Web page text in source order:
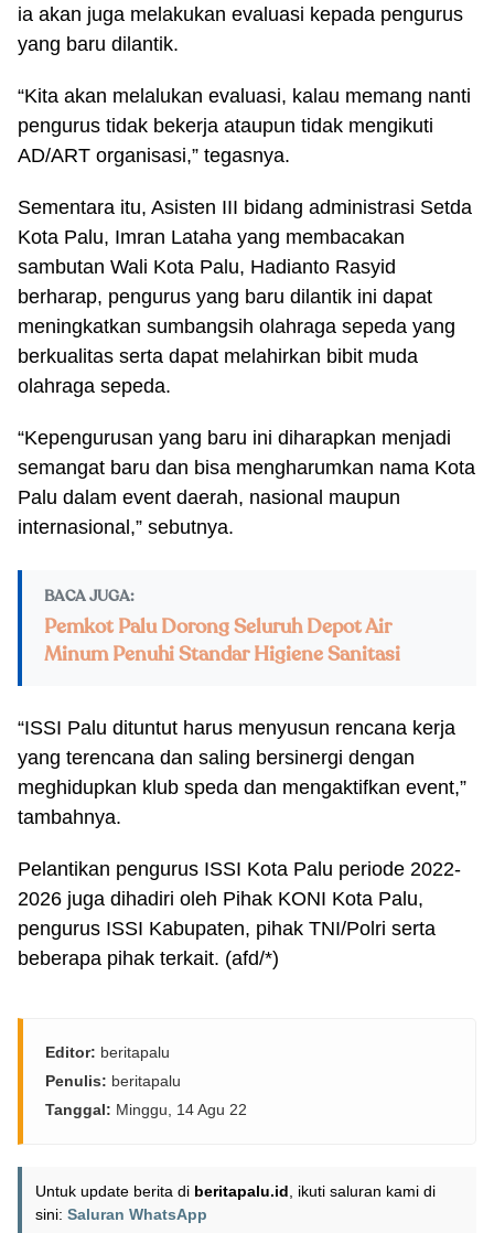
ia akan juga melakukan evaluasi kepada pengurus
yang baru dilantik.
“Kita akan melalukan evaluasi, kalau memang nanti
pengurus tidak bekerja ataupun tidak mengikuti
AD/ART organisasi,” tegasnya.
Sementara itu, Asisten III bidang administrasi Setda
Kota Palu, Imran Lataha yang membacakan
sambutan Wali Kota Palu, Hadianto Rasyid
berharap, pengurus yang baru dilantik ini dapat
meningkatkan sumbangsih olahraga sepeda yang
berkualitas serta dapat melahirkan bibit muda
olahraga sepeda.
“Kepengurusan yang baru ini diharapkan menjadi
semangat baru dan bisa mengharumkan nama Kota
Palu dalam event daerah, nasional maupun
internasional,” sebutnya.
BACA JUGA:
Pemkot Palu Dorong Seluruh Depot Air
Minum Penuhi Standar Higiene Sanitasi
“ISSI Palu dituntut harus menyusun rencana kerja
yang terencana dan saling bersinergi dengan
meghidupkan klub speda dan mengaktifkan event,”
tambahnya.
Pelantikan pengurus ISSI Kota Palu periode 2022-
2026 juga dihadiri oleh Pihak KONI Kota Palu,
pengurus ISSI Kabupaten, pihak TNI/Polri serta
beberapa pihak terkait. (afd/*)
Editor: beritapalu
Penulis: beritapalu
Tanggal: Minggu, 14 Agu 22
Untuk update berita di beritapalu.id , ikuti saluran kami di
sini: Saluran WhatsApp